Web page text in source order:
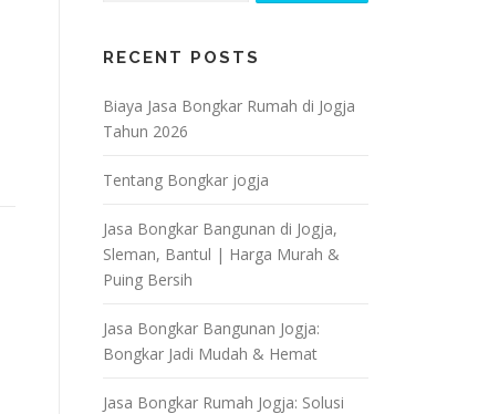
RECENT POSTS
Biaya Jasa Bongkar Rumah di Jogja
Tahun 2026
Tentang Bongkar jogja
Jasa Bongkar Bangunan di Jogja,
Sleman, Bantul | Harga Murah &
Puing Bersih
Jasa Bongkar Bangunan Jogja:
Bongkar Jadi Mudah & Hemat
Jasa Bongkar Rumah Jogja: Solusi